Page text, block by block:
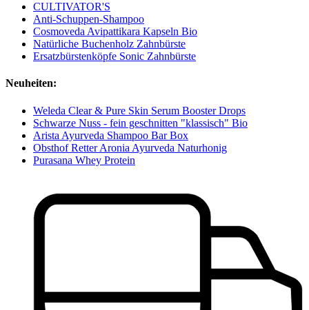
CULTIVATOR'S
Anti-Schuppen-Shampoo
Cosmoveda Avipattikara Kapseln Bio
Natürliche Buchenholz Zahnbürste
Ersatzbürstenköpfe Sonic Zahnbürste
Neuheiten:
Weleda Clear & Pure Skin Serum Booster Drops
Schwarze Nuss - fein geschnitten "klassisch" Bio
Arista Ayurveda Shampoo Bar Box
Obsthof Retter Aronia Ayurveda Naturhonig
Purasana Whey Protein